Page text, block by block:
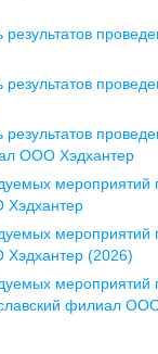
д. 10,
2А, этаж 3,
результатов
результатов
результатов
ООО Хэдхантер
мероприятий
Хэдхантер
мероприятий
(2026)
мероприятий
филиал